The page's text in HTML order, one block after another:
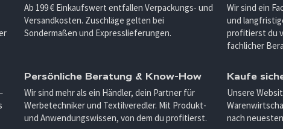
Ab 199 € Einkaufswert entfallen Verpackungs- und
Versandkosten. Zuschläge gelten bei
Sondermaßen und Expresslieferungen.
Wir sind ein
und
profitierst du
fachlicher
Persönliche Beratung & Know-How
Wir sind mehr als ein Händler, dein Partner für
Werbetechniker und Textilveredler. Mit Produkt-
und Anwendungswissen, von dem du profitierst.
Kaufe
Unsere
nach